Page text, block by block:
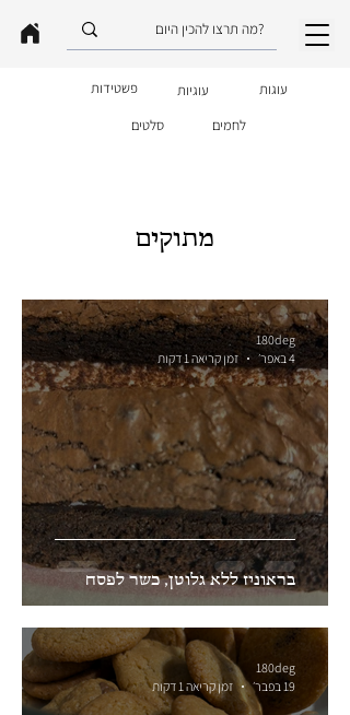
סלטים לחמים
פשטידות עוגיות עוגות
מתוקים
בראוניז ללא גלוטן, כשר לפסח
180deg
4 באפר׳
זמן קריאה 1 דקות
180deg
19 בפבר׳
זמן קריאה 1 דקות